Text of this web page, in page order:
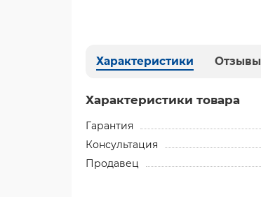
Характеристики Отзывы
Характеристики товара
Гарантия
Консультация
Продавец